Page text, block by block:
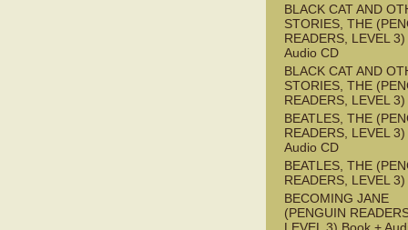
BLACK CAT AND
STORIES, THE
READERS, LEVEL
Audio CD
BLACK CAT AND
STORIES, THE
READERS, LEVEL
BEATLES, THE
READERS, LEVEL
Audio CD
BEATLES, THE
READERS, LEVEL
BECOMING JANE
(PENGUIN